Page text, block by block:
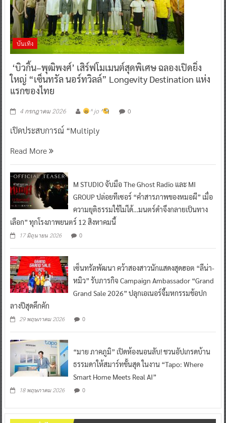
บันเทิง
‘บิวกิ้น–พุฒิพงศ์’ เสิร์ฟโมเมนต์สุดพิเศษ ฉลองเปิดยิ่ง
ใหญ่ “เซ็นทรัล นอร์ทวิลล์” Longevity Destination แห่ง
แรกของไทย
4 กรกฎาคม 2026 ^ jo ^ 0
เปิดประสบการณ์ “Multiply
Read More
M STUDIO จับมือ The Ghost Radio และ MI
GROUP ปล่อยทีเซอร์ “คำสารภาพของหมอผี” เมื่อ
ความยุติธรรมใช้ไม่ได้…มนตร์ดำจึงกลายเป็นทาง
เลือก” ทุกโรงภาพยนตร์ 12 สิงหาคมนี้
17 มิถุนายน 2026 0
เซ็นทรัลพัฒนา คว้าสองสาวนักแสดงสุดฮอต “ลีน่า-
หมิว” รับภารกิจ Campaign Ambassador “Grand
Grand Sale 2026” ปลุกเอเนอร์จี้มหกรรมช้อปก
ลางปีสุดคึกคัก
29 พฤษภาคม 2026 0
“มาย ภาคภูมิ” เปิดห้องนอนลับ! ชวนอัปเกรดบ้าน
ธรรมดาให้สมาร์ทขั้นสุด ในงาน “Tapo: Where
Smart Home Meets Real AI”
18 พฤษภาคม 2026 0